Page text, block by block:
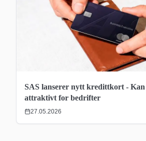
SAS lanserer nytt kredittkort -
attraktivt for bedrifter
27.05.2026